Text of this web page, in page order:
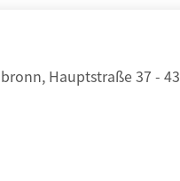
Hauptstraße 37 - 43